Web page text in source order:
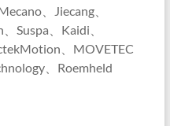
、Jiecang、
Suspa、Kaidi、
、MOVETEC
、Roemheld